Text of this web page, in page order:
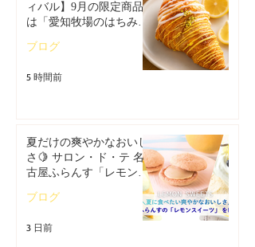
ィバル】9月の限定商品
は「愛知牧場のはちみつ
ン」🥐
ブログ
5 時間前
夏だけの爽やかなおいし
さ🍋 サロン・ド・テ 名
古屋ふらんす「レモンス
ブログ
3 日前